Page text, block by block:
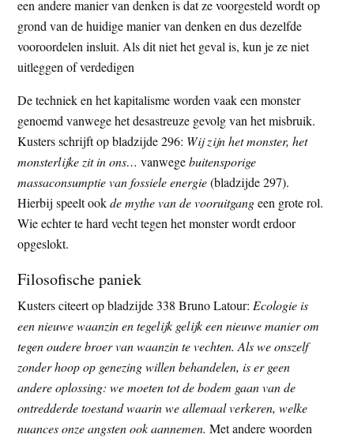
een andere manier van denken is dat ze voorgesteld wordt op
grond van de huidige manier van denken en dus dezelfde
vooroordelen insluit. Als dit niet het geval is, kun je ze niet
uitleggen of verdedigen
De techniek en het kapitalisme worden vaak een monster
genoemd vanwege het desastreuze gevolg van het misbruik.
Kusters schrijft op bladzijde 296: Wij zijn het monster, het
monsterlijke zit in ons…vanwegebuitensporige
massaconsumptie van fossiele energie(bladzijde 297).
Hierbij speelt ookde mythe van de vooruitgangeen grote rol.
Wie echter te hard vecht tegen het monster wordt erdoor
opgeslokt.
Filosofische paniek
Kusters citeert op bladzijde 338 Bruno Latour: Ecologie is
een nieuwe waanzin en tegelijk gelijk een nieuwe manier om
tegen oudere broer van waanzin te vechten. Als we onszelf
zonder hoop op genezing willen behandelen, is er geen
andere oplossing: we moeten tot de bodem gaan van de
ontredderde toestand waarin we allemaal verkeren, welke
nuances onze angsten ook aannemen.Met andere woorden